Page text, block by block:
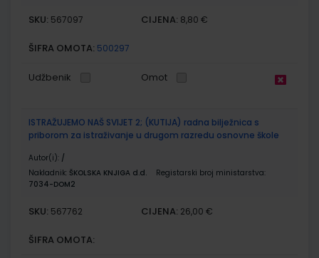
SKU: 567097 CIJENA: 8,80 €
ŠIFRA OMOTA: 500297
Udžbenik Omot
ISTRAŽUJEMO NAŠ SVIJET 2; (KUTIJA) radna bilježnica s
priborom za istraživanje u drugom razredu osnovne škole
Autor(i): /
Nakladnik: ŠKOLSKA KNJIGA d.d.
Registarski broj ministarstva:
7034-DOM2
SKU: 567762 CIJENA: 26,00 €
ŠIFRA OMOTA: